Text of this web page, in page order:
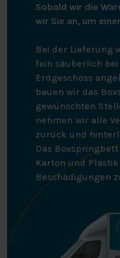
Sobald wir die
wir Sie an, um
Bei der Lieferung
fein säuberlich
Erdgeschoss
bauen wir das
gewünschten
nehmen wir alle
zurück und
Das
Karton und
Beschädigungen